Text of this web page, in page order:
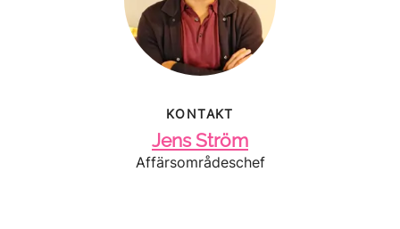
KONTAKT
Jens Ström
Affärsområdeschef